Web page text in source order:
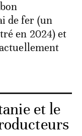
de fer (un
en 2024) et
et le